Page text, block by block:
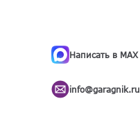
Написать в MAX
info@garagnik.ru